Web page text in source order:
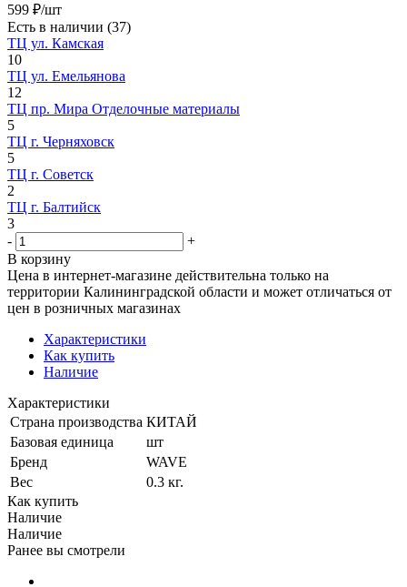
599 ₽/шт
Есть в наличии (37)
ТЦ ул. Камская
10
ТЦ ул. Емельянова
12
ТЦ пр. Мира Отделочные материалы
5
ТЦ г. Черняховск
5
ТЦ г. Советск
2
ТЦ г. Балтийск
3
-
+
В корзину
Цена в интернет-магазине действительна только на
территории Калининградской области и может отличаться от
цен в розничных магазинах
Характеристики
Как купить
Наличие
Характеристики
Страна производства КИТАЙ
Базовая единица
шт
Бренд
WAVE
Вес
0.3 кг.
Как купить
Наличие
Наличие
Ранее вы смотрели